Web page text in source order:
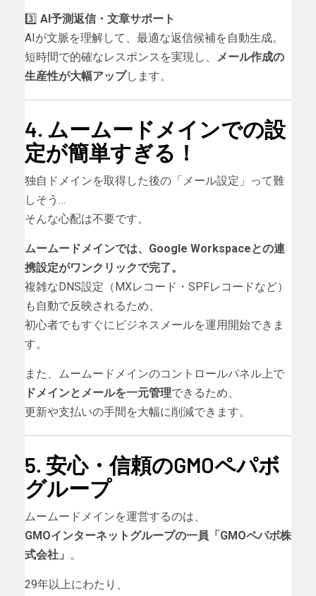
3️⃣ AI予測返信・文章サポート
AIが文脈を理解して、最適な返信候補を自動生成。
短時間で的確なレスポンスを実現し、 メール作成の
生産性が大幅アップします。
4. ムームードメインでの設
定が簡単すぎる！
独自ドメインを取得した後の「メール設定」って難
しそう…
そんな心配は不要です。
ムームードメインでは、Google Workspaceとの連
携設定がワンクリックで完了。
複雑なDNS設定（MXレコード・SPFレコードなど）
も自動で反映されるため、
初心者でもすぐにビジネスメールを運用開始できま
す。
また、ムームードメインのコントロールパネル上で
ドメインとメールを一元管理できるため、
更新や支払いの手間を大幅に削減できます。
5. 安心・信頼のGMOペパボ
グループ
ムームードメインを運営するのは、
GMOインターネットグループの一員「GMOペパボ株
式会社」 。
29年以上にわたり、